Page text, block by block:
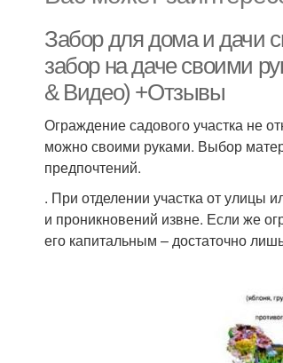
Забор для дома и дачи
забор на даче своими
& Видео) +Отзывы
Ограждение садового участка не
можно своими руками. Выбор
предпочтений.
. При отделении участка от улицы
и проникновений извне. Если же
его капитальным – достаточно